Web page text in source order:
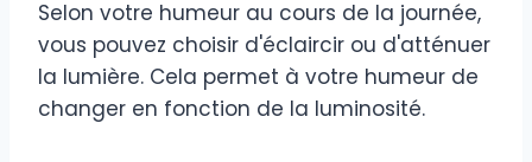
Selon votre humeur au cours de la journée,
vous pouvez choisir d'éclaircir ou d'atténuer
la lumière. Cela permet à votre humeur de
changer en fonction de la luminosité.